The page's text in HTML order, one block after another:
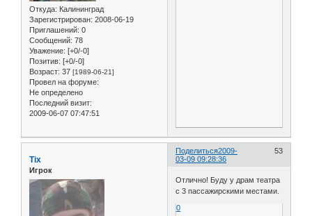
Откуда: Калининград
Зарегистрирован: 2008-06-19
Приглашений: 0
Сообщений: 78
Уважение: [+0/-0]
Позитив: [+0/-0]
Возраст: 37 [1989-06-21]
Провел на форуме:
Не определено
Последний визит:
2009-06-07 07:47:51
Поделиться 53
2009-
03-09 09:28:36
Tix
Игрок
Отлично! Буду у драм театра
с 3 пассажирскими местами.
0